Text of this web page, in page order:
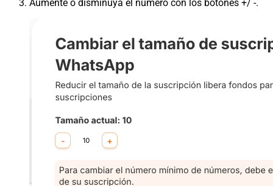
Aumente o disminuya el número con los botones +/ -.